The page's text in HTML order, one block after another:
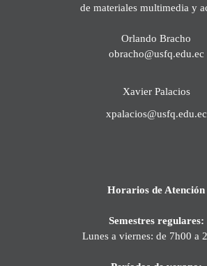
de materiales multimedia y
Orlando Bracho
obracho@usfq.edu.ec
Xavier Palacios
xpalacios@usfq.edu.ec
Horarios de Atención
Semestres regulares:
Lunes a viernes: de 7h00 a